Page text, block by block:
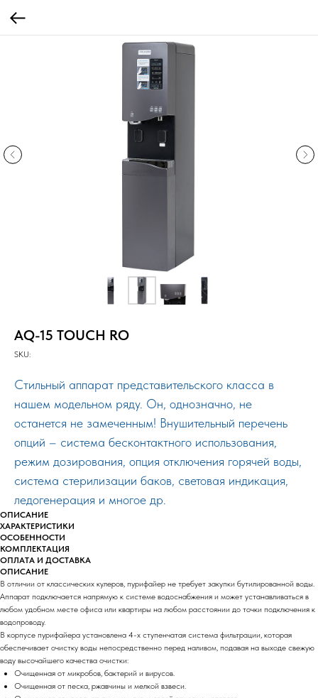
AQ-15 TOUCH RO
SKU:
Стильный аппарат представительского класса в
нашем модельном ряду. Он, однозначно, не
останется не замеченным! Внушительный перечень
опций – система бесконтактного использования,
режим дозирования, опция отключения горячей воды,
система стерилизации баков, световая индикация,
ледогенерация и многое др.
ОПИСАНИЕ
ХАРАКТЕРИСТИКИ
ОСОБЕННОСТИ
КОМПЛЕКТАЦИЯ
ОПЛАТА И ДОСТАВКА
ОПИСАНИЕ
В отличии от классических кулеров, пурифайер не требует закупки бутилированной воды.
Аппарат подключается напрямую к системе водоснабжения и может устанавливаться в
любом удобном месте офиса или квартиры на любом расстоянии до точки подключения к
водопроводу.
В корпусе пурифайера установлена 4-х ступенчатая система фильтрации, которая
обеспечивает очистку воды непосредственно перед наливом, подавая на выходе свежую
воду высочайшего качества очистки:
Очищенная от микробов, бактерий и вирусов.
Очищенная от песка, ржавчины и мелкой взвеси.